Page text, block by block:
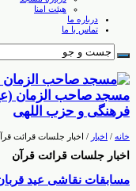
هیئت امنا
درباره ما
تماس با ما
مسجد صاحب الزمان
فرهنگی و حزب اللهی
خانه / اخبار / اخبار جلسات قرائت
اخبار جلسات قرائت قرآن
مسابقات نقاشی عید قربان